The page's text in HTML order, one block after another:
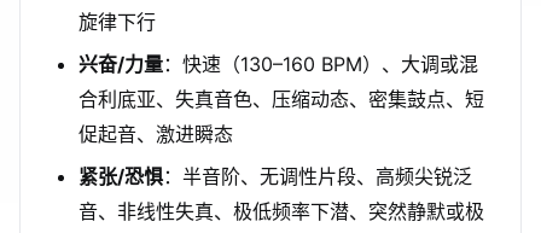
旋律下行
兴奋/力量：快速（130–160 BPM）、大调或混
合利底亚、失真音色、压缩动态、密集鼓点、短
促起音、激进瞬态
紧张/恐惧：半音阶、无调性片段、高频尖锐泛
音、非线性失真、极低频率下潜、突然静默或极